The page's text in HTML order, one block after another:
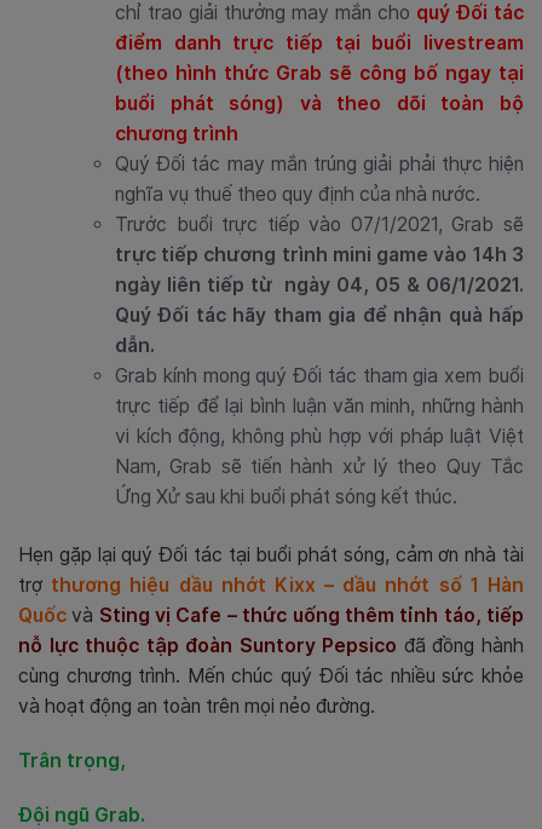
chỉ trao giải thưởng may mắn cho quý Đối tác
điểm danh trực tiếp tại buổi livestream
(theo hình thức Grab sẽ công bố ngay tại
buổi phát sóng) và theo dõi toàn bộ
chương trình
Quý Đối tác may mắn trúng giải phải thực hiện
nghĩa vụ thuế theo quy định của nhà nước.
Trước buổi trực tiếp vào 07/1/2021, Grab sẽ
trực tiếp chương trình mini game vào 14h 3
ngày liên tiếp từ ngày 04, 05 & 06/1/2021.
Quý Đối tác hãy tham gia để nhận quà hấp
dẫn.
Grab kính mong quý Đối tác tham gia xem buổi
trực tiếp để lại bình luận văn minh, những hành
vi kích động, không phù hợp với pháp luật Việt
Nam, Grab sẽ tiến hành xử lý theo Quy Tắc
Ứng Xử sau khi buổi phát sóng kết thúc.
Hẹn gặp lại quý Đối tác tại buổi phát sóng, cảm ơn nhà tài
trợ thương hiệu dầu nhớt Kixx – dầu nhớt số 1 Hàn
Quốc và Sting vị Cafe – thức uống thêm tỉnh táo, tiếp
nỗ lực thuộc tập đoàn Suntory Pepsico đã đồng hành
cùng chương trình. Mến chúc quý Đối tác nhiều sức khỏe
và hoạt động an toàn trên mọi nẻo đường.
Trân trọng,
Đội ngũ Grab.